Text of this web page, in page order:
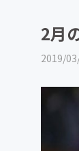
2月
2019/